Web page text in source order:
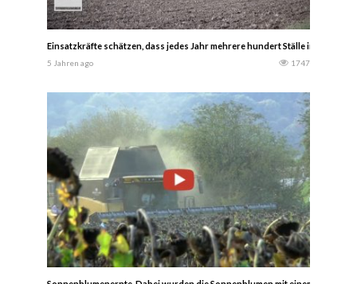
Einsatzkräfte schätzen, dass jedes Jahr mehrere hundert Ställe in Bayern
5 Jahren ago 1747